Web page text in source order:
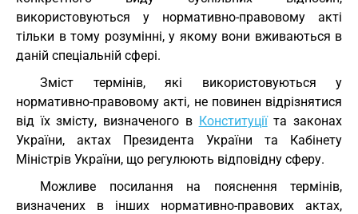
використовуються у нормативно-правовому акті
тільки в тому розумінні, у якому вони вживаються в
даній спеціальній сфері.
Зміст термінів, які використовуються у
нормативно-правовому акті, не повинен відрізнятися
від їх змісту, визначеного в Конституціїта законах
України, актах Президента України та Кабінету
Міністрів України, що регулюють відповідну сферу.
Можливе посилання на пояснення термінів,
визначених в інших нормативно-правових актах,